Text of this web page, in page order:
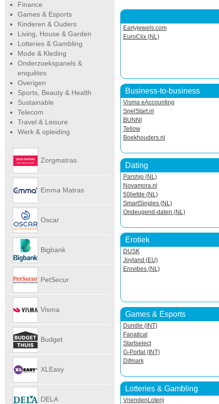
Earlyjewels.com
EuroClix (NL)
Business-to-business
Visma eAccounting
SnelStart.nl
BUNNI
Tellow
Boekhouders.nl
Dating
Parship (NL)
Novamora.nl
50liefde (NL)
SmartSingles (NL)
Ondeugend-daten (NL)
Erotiek
DUSK
Joyland (EU)
Erovibes (NL)
Games & Esports
Dundle (INT)
Fanatical
Startselect
G-Portal (INT)
Difmark
Lotteries & Gambling
VriendenLoterij
Finance
Games & Esports
Kinderen & Ouders
Living, House & Garden
Lotteries & Gambling
Mode & Kleding
Onderzoekspanels &
enquêtes
Overigen
Sports, Beauty & Health
Sustainable
Telecom
Travel & Leisure
Werk & opleiding
Zorgmatras
Emma Matras
Oscar
Bigbank
PetSecur
Visma
Budget
XLEasy
DELA